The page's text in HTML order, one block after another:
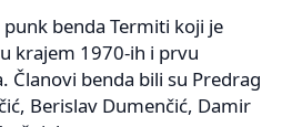
benda Termiti koji je
krajem 1970-ih i prvu
Članovi benda bili su Predrag
Berislav Dumenčić, Damir